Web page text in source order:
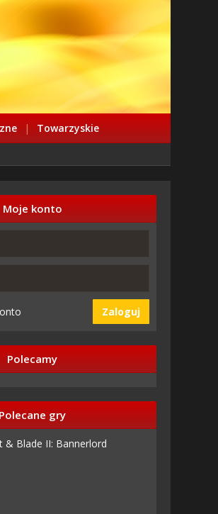
| Towarzyskie
Moje konto
Zaloguj
Polecamy
Polecane gry
& Blade II: Bannerlord